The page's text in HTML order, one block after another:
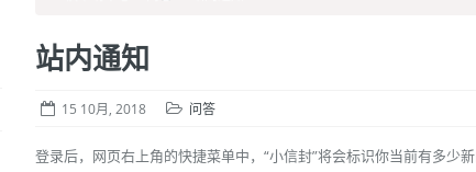
站内通知
15 10月, 2018 问答
登录后，网页右上角的快捷菜单中，“小信封”将会标识你当前有多少